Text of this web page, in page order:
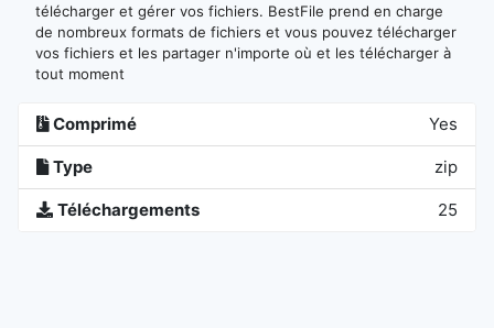
télécharger et gérer vos fichiers. BestFile prend en charge
de nombreux formats de fichiers et vous pouvez télécharger
vos fichiers et les partager n'importe où et les télécharger à
tout moment
Comprimé Yes
Type zip
Téléchargements 25